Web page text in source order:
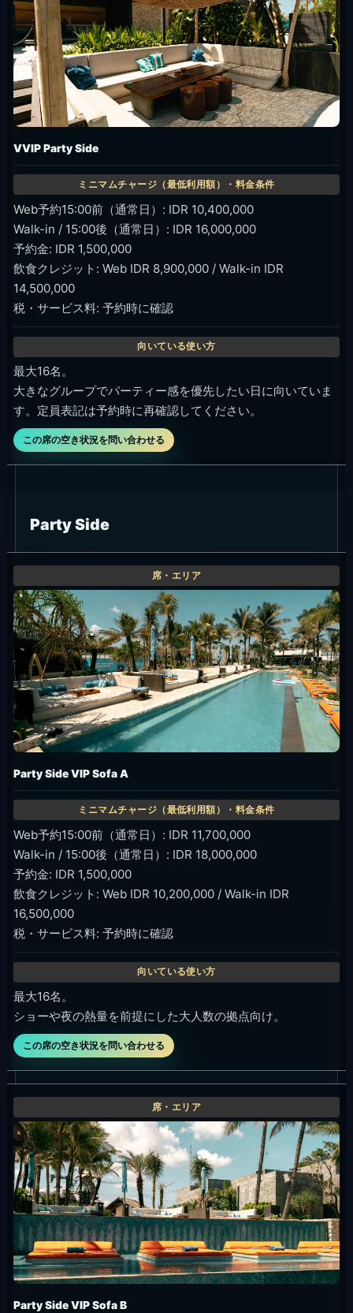
VVIP Party Side
Web予約15:00前（通常日）: IDR 10,400,000
Walk-in / 15:00後（通常日）: IDR 16,000,000
予約金: IDR 1,500,000
飲食クレジット: Web IDR 8,900,000 / Walk-in IDR
14,500,000
税・サービス料: 予約時に確認
最大16名。
大きなグループでパーティー感を優先したい日に向いていま
す。定員表記は予約時に再確認してください。
この席の空き状況を問い合わせる
Party Side
Party Side VIP Sofa A
Web予約15:00前（通常日）: IDR 11,700,000
Walk-in / 15:00後（通常日）: IDR 18,000,000
予約金: IDR 1,500,000
飲食クレジット: Web IDR 10,200,000 / Walk-in IDR
16,500,000
税・サービス料: 予約時に確認
最大16名。
ショーや夜の熱量を前提にした大人数の拠点向け。
この席の空き状況を問い合わせる
Party Side VIP Sofa B